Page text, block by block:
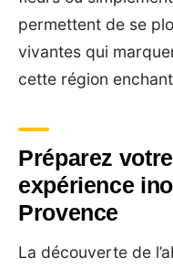
permettent de se
vivantes qui
cette région
Préparez
expérience
Provence
La découverte de